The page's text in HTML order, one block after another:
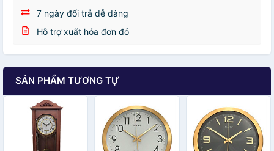
7 ngày đổi trả dễ dàng
Hỗ trợ xuất hóa đơn đỏ
SẢN PHẨM TƯƠNG TỰ